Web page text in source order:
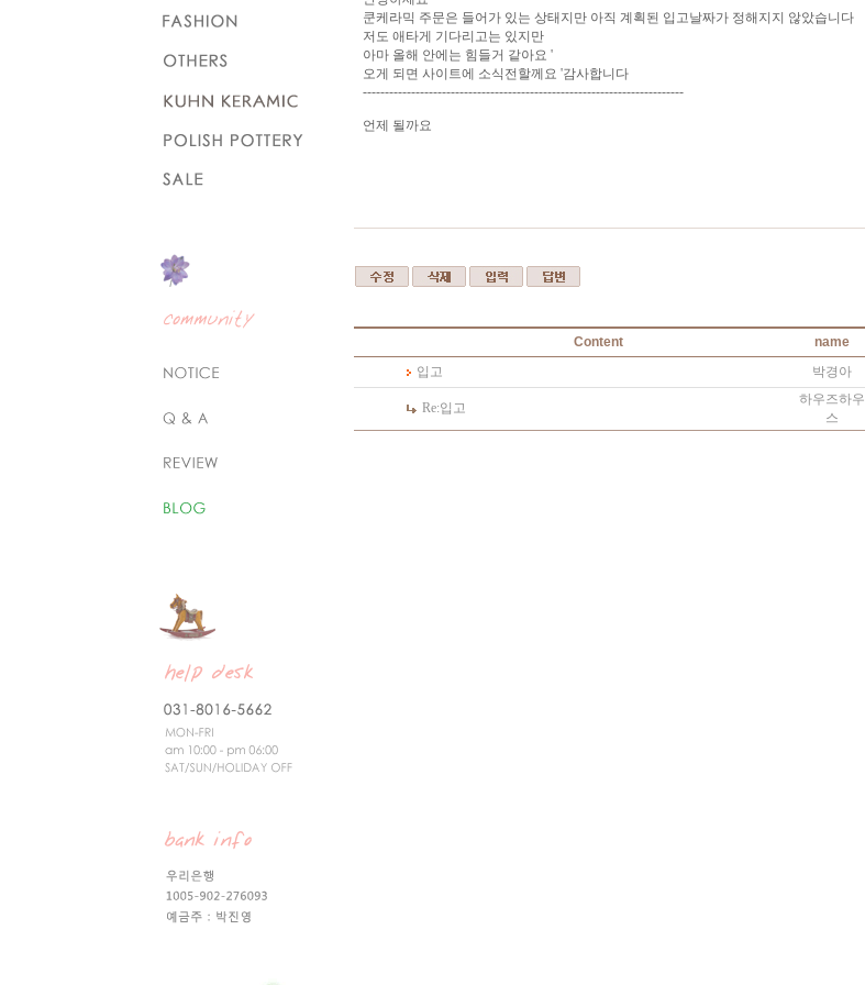
쿤케라믹 주문은 들어가 있는 상태지만 아직 계획된 입고날짜가 정해지지 않았습니다
저도 애타게 기다리고는 있지만
아마 올해 안에는 힘들거 같아요 '
오게 되면 사이트에 소식전할께요 '감사합니다
-------------------------------------------------------------------------
언제 될까요
Content name
입고
박경아
Re:입고
하우즈하우
스